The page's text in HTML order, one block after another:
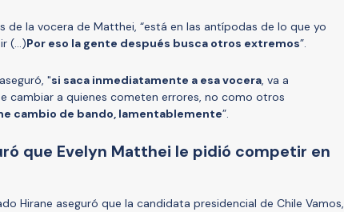
de la vocera de Matthei, “está en las antípodas de lo que yo
(...)Por eso la gente después busca otros extremos”.
"si saca inmediatamente a esa vocera, va a
cambiar a quienes cometen errores, no como otros
cambio de bando, lamentablemente”.
que Evelyn Matthei le pidió competir en
Hirane aseguró que la candidata presidencial de Chile Vamos,